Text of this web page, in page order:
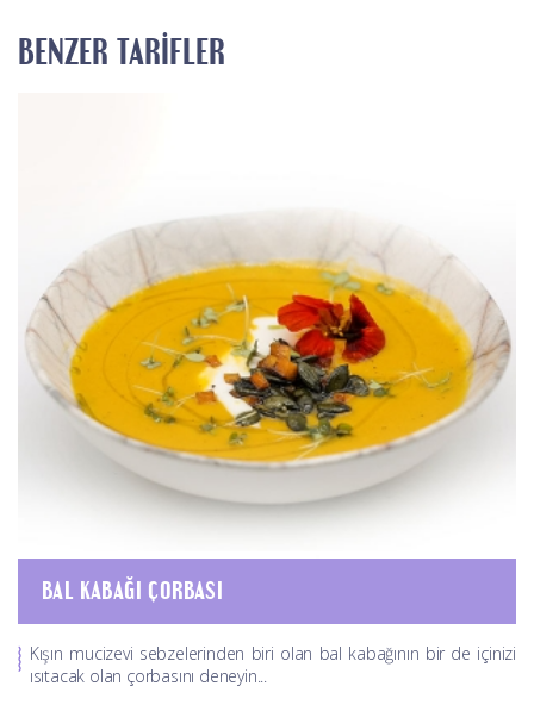
BENZER TARIFLER
BAL KABAĞI ÇORBASI
Kışın mucizevi sebzelerinden biri olan bal kabağının bir de içinizi
ısıtacak olan çorbasını deneyin...